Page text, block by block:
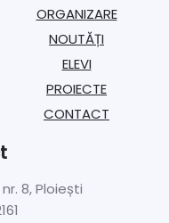
ORGANIZARE​
NOUTĂȚI
ELEVI
PROIECTE​
CONTACT
8, Ploiești